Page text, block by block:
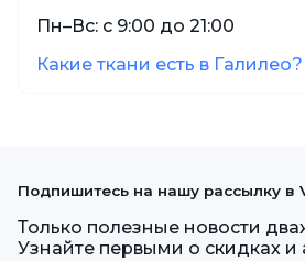
Пн–Вс: с 9:00 до 21:00
Какие ткани есть в Галилео?
Подпишитесь на нашу рассылку в
Только полезные новости
Узнайте первыми о скидках и